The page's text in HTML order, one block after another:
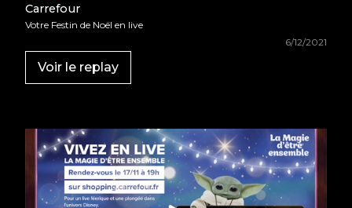
Carrefour
Votre Festin de Noël en live
6/12/2021
Voir le replay